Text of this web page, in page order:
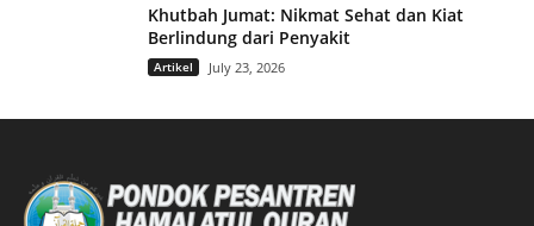
Khutbah Jumat: Nikmat Sehat dan Kiat
Berlindung dari Penyakit
Artikel July 23, 2026